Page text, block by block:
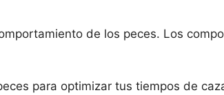
de los peces. Los
para optimizar tus tiempos de